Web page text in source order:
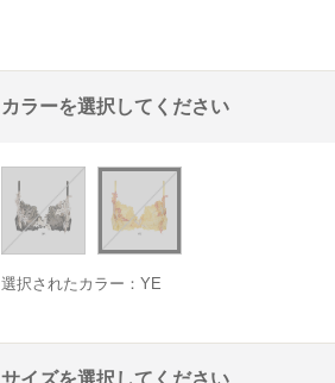
カラーを選択してください
選択されたカラー：YE
サイズを選択してください